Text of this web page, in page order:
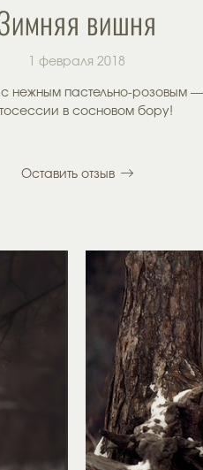
вишня
1 февраля 2018
с нежным пастельно-розовым
в сосновом бору!
Оставить отзыв